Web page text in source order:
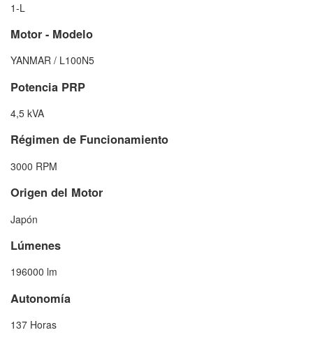
1-L
Motor - Modelo
YANMAR / L100N5
Potencia PRP
4,5 kVA
Régimen de Funcionamiento
3000 RPM
Origen del Motor
Japón
Lúmenes
196000 lm
Autonomía
137 Horas